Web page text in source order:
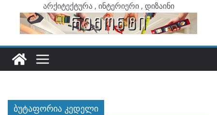
არქიტექტურა , ინტერიერი , დიზაინი
ბუტაფორია კედელი